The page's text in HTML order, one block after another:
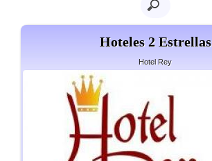
Hoteles 2 Estrellas
Hotel Rey